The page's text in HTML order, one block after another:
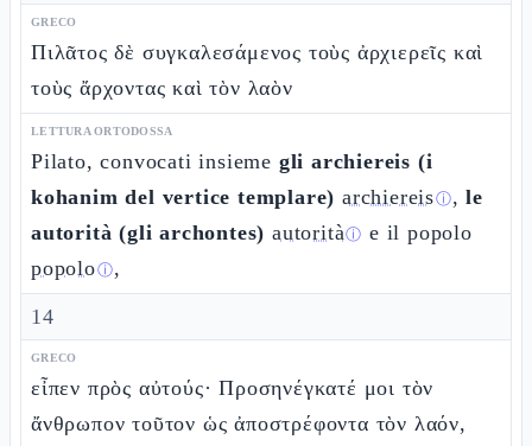
GRECO
Πιλᾶτος δὲ συγκαλεσάμενος τοὺς ἀρχιερεῖς καὶ
τοὺς ἄρχοντας καὶ τὸν λαὸν
LETTURA ORTODOSSA
Pilato, convocati insieme gli archiereis (i
kohanim del vertice templare) archiereisⓘ,le
autorità (gli archontes) autoritàⓘ e il popolo
popoloⓘ,
14
GRECO
εἶπεν πρὸς αὐτούς· Προσηνέγκατέ μοι τὸν
ἄνθρωπον τοῦτον ὡς ἀποστρέφοντα τὸν λαόν,